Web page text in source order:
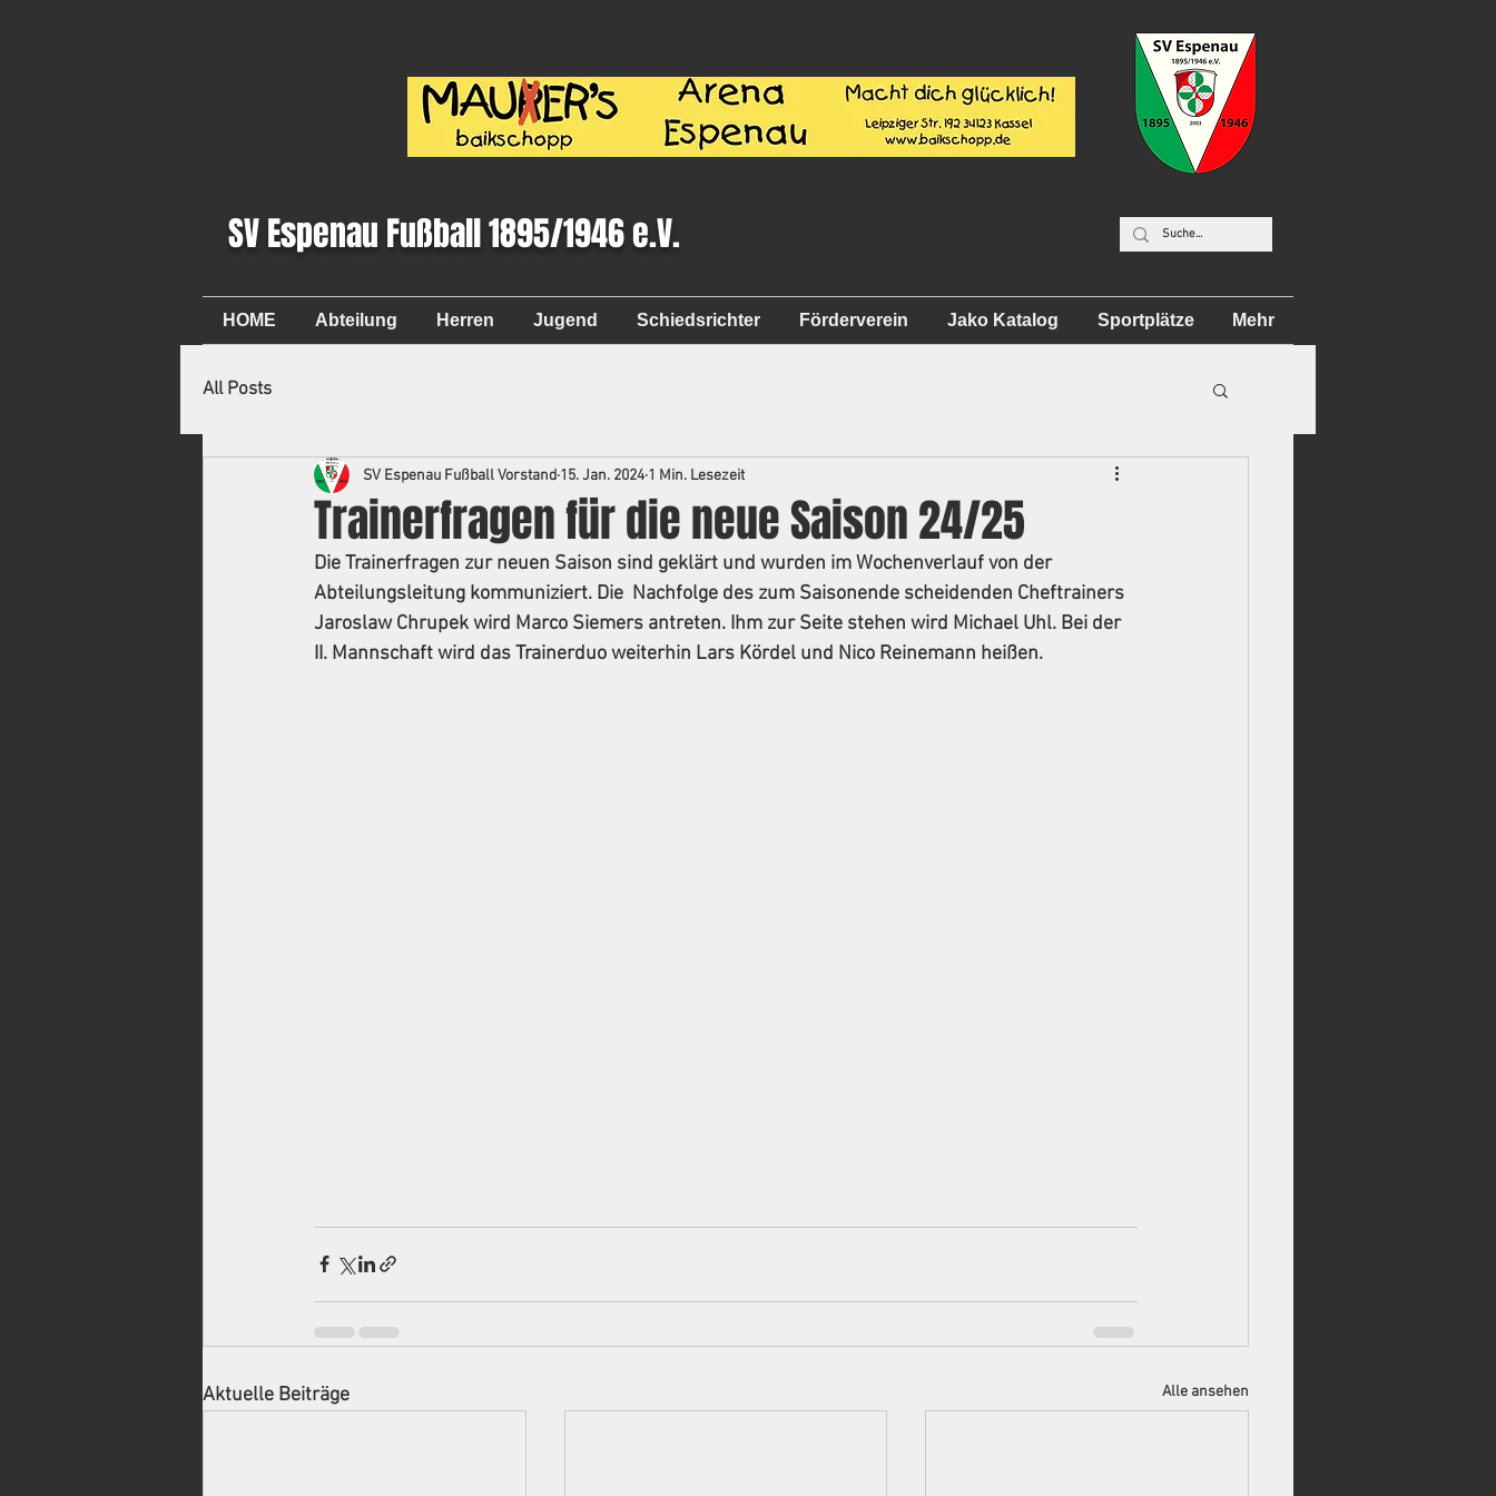
SV Espenau Fußball 1895/1946 e.V.
HOME Abteilung Herren Jugend Schiedsrichter Förderverein Jako Katalog Sportplätze Mehr
All Posts
Trainerfragen für die neue Saison 24/25
SV Espenau Fußball Vorstand 15. Jan. 2024 1 Min. Lesezeit
Die Trainerfragen zur neuen Saison sind geklärt und wurden im Wochenverlauf von der
Abteilungsleitung kommuniziert. Die  Nachfolge des zum Saisonende scheidenden Cheftrainers
Jaroslaw Chrupek wird Marco Siemers antreten. Ihm zur Seite stehen wird Michael Uhl. Bei der
II. Mannschaft wird das Trainerduo weiterhin Lars Kördel und Nico Reinemann heißen.
Aktuelle Beiträge Alle ansehen